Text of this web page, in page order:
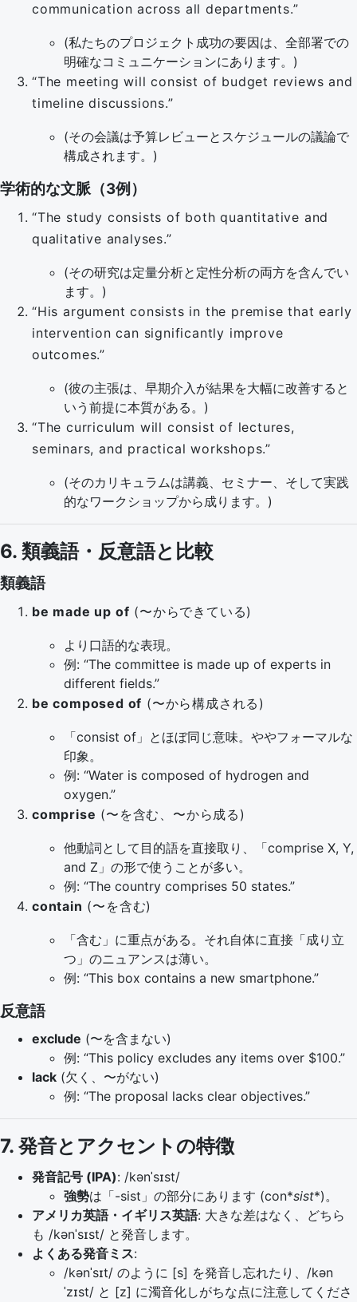
communication across all departments.”
(私たちのプロジェクト成功の要因は、全部署での
明確なコミュニケーションにあります。)
“The meeting will consist of budget reviews and
timeline discussions.”
(その会議は予算レビューとスケジュールの議論で
構成されます。)
学術的な文脈（3例）
“The study consists of both quantitative and
qualitative analyses.”
(その研究は定量分析と定性分析の両方を含んでい
ます。)
“His argument consists in the premise that early
intervention can significantly improve
outcomes.”
(彼の主張は、早期介入が結果を大幅に改善すると
いう前提に本質がある。)
“The curriculum will consist of lectures,
seminars, and practical workshops.”
(そのカリキュラムは講義、セミナー、そして実践
的なワークショップから成ります。)
6. 類義語・反意語と比較
類義語
be made up of (〜からできている)
より口語的な表現。
例: “The committee is made up of experts in
different fields.”
be composed of (〜から構成される)
「consist of」とほぼ同じ意味。ややフォーマルな
印象。
例: “Water is composed of hydrogen and
oxygen.”
comprise (〜を含む、〜から成る)
他動詞として目的語を直接取り、「comprise X, Y,
and Z」の形で使うことが多い。
例: “The country comprises 50 states.”
contain (〜を含む)
「含む」に重点がある。それ自体に直接「成り立
つ」のニュアンスは薄い。
例: “This box contains a new smartphone.”
反意語
exclude (〜を含まない)
例: “This policy excludes any items over $100.”
lack (欠く、〜がない)
例: “The proposal lacks clear objectives.”
7. 発音とアクセントの特徴
発音記号 (IPA): /kənˈsɪst/
強勢は「-sist」の部分にあります (con*sist*)。
アメリカ英語・イギリス英語: 大きな差はなく、どちら
も /kənˈsɪst/ と発音します。
よくある発音ミス:
/kənˈsɪt/ のように [s] を発音し忘れたり、/kən
ˈzɪst/ と [z] に濁音化しがちな点に注意してくださ